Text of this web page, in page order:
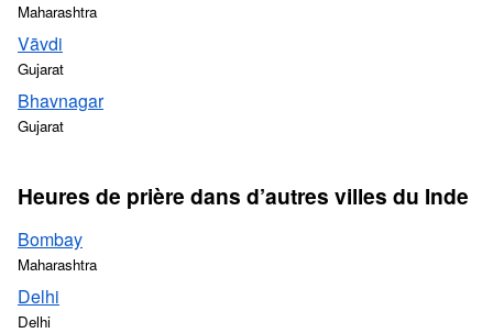
Maharashtra
Vāvdi
Gujarat
Bhavnagar
Gujarat
Heures de prière dans d’autres villes du Inde
Bombay
Maharashtra
Delhi
Delhi